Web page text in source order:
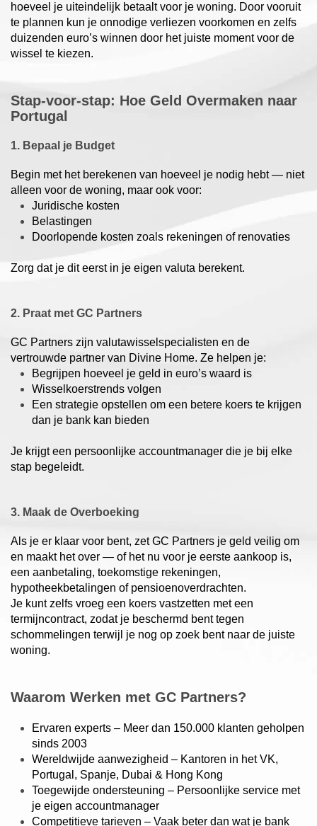
hoeveel je uiteindelijk betaalt voor je woning. Door vooruit
te plannen kun je onnodige verliezen voorkomen en zelfs
duizenden euro’s winnen door het juiste moment voor de
wissel te kiezen.
Stap-voor-stap: Hoe Geld Overmaken naar
Portugal
1. Bepaal je Budget
Begin met het berekenen van hoeveel je nodig hebt — niet
alleen voor de woning, maar ook voor:
Juridische kosten
Belastingen
Doorlopende kosten zoals rekeningen of renovaties
Zorg dat je dit eerst in je eigen valuta berekent.
2. Praat met GC Partners
GC Partners zijn valutawisselspecialisten en de
vertrouwde partner van Divine Home. Ze helpen je:
Begrijpen hoeveel je geld in euro’s waard is
Wisselkoerstrends volgen
Een strategie opstellen om een betere koers te krijgen
dan je bank kan bieden
Je krijgt een persoonlijke accountmanager die je bij elke
stap begeleidt.
3. Maak de Overboeking
Als je er klaar voor bent, zet GC Partners je geld veilig om
en maakt het over — of het nu voor je eerste aankoop is,
een aanbetaling, toekomstige rekeningen,
hypotheekbetalingen of pensioenoverdrachten.
Je kunt zelfs vroeg een koers vastzetten met een
termijncontract, zodat je beschermd bent tegen
schommelingen terwijl je nog op zoek bent naar de juiste
woning.
Waarom Werken met GC Partners?
Ervaren experts – Meer dan 150.000 klanten geholpen
sinds 2003
Wereldwijde aanwezigheid – Kantoren in het VK,
Portugal, Spanje, Dubai & Hong Kong
Toegewijde ondersteuning – Persoonlijke service met
je eigen accountmanager
Competitieve tarieven – Vaak beter dan wat je bank